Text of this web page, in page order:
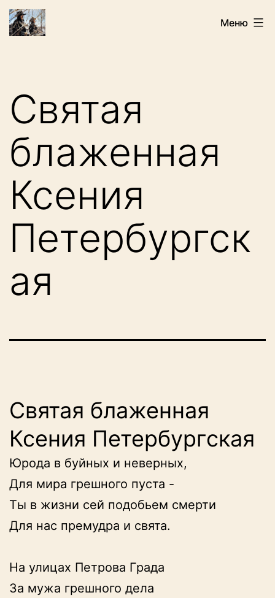
Перейти
Искатели Меню
Святая
блаженная
Ксения
Петербургск
ая
Святая блаженная
Ксения Петербургская
Юрода в буйных и неверных,
Для мира грешного пуста -
Ты в жизни сей подобьем смерти
Для нас премудра и свята.
На улицах Петрова Града
За мужа грешного дела